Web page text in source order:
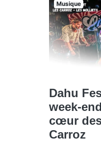
Musique
Dahu
week-
cœur
Carroz